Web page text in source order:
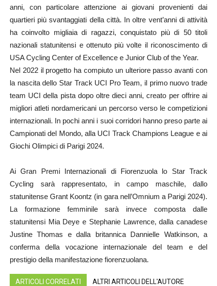
anni, con particolare attenzione ai giovani provenienti dai
quartieri più svantaggiati della città. In oltre vent’anni di attività
ha coinvolto migliaia di ragazzi, conquistato più di 50 titoli
nazionali statunitensi e ottenuto più volte il riconoscimento di
USA Cycling Center of Excellence e Junior Club of the Year.
Nel 2022 il progetto ha compiuto un ulteriore passo avanti con
la nascita dello Star Track UCI Pro Team, il primo nuovo trade
team UCI della pista dopo oltre dieci anni, creato per offrire ai
migliori atleti nordamericani un percorso verso le competizioni
internazionali. In pochi anni i suoi corridori hanno preso parte ai
Campionati del Mondo, alla UCI Track Champions League e ai
Giochi Olimpici di Parigi 2024.
Ai Gran Premi Internazionali di Fiorenzuola lo Star Track
Cycling sarà rappresentato, in campo maschile, dallo
statunitense Grant Koontz (in gara nell’Omnium a Parigi 2024).
La formazione femminile sarà invece composta dalle
statunitensi Mia Deye e Stephanie Lawrence, dalla canadese
Justine Thomas e dalla britannica Dannielle Watkinson, a
conferma della vocazione internazionale del team e del
prestigio della manifestazione fiorenzuolana.
ARTICOLI CORRELATI ALTRI ARTICOLI DELL'AUTORE